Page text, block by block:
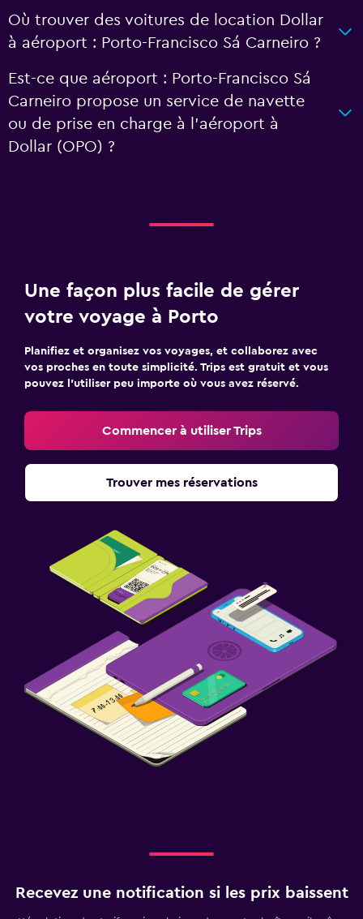
Où trouver des voitures de location Dollar
à aéroport : Porto-Francisco Sá Carneiro ?
Est-ce que aéroport : Porto-Francisco Sá
Carneiro propose un service de navette
ou de prise en charge à l’aéroport à
Dollar (OPO) ?
Une façon plus facile de gérer
votre voyage à Porto
Planifiez et organisez vos voyages, et collaborez avec
vos proches en toute simplicité. Trips est gratuit et vous
pouvez l’utiliser peu importe où vous avez réservé.
Commencer à utiliser Trips
Trouver mes réservations
Recevez une notification si les prix baissent